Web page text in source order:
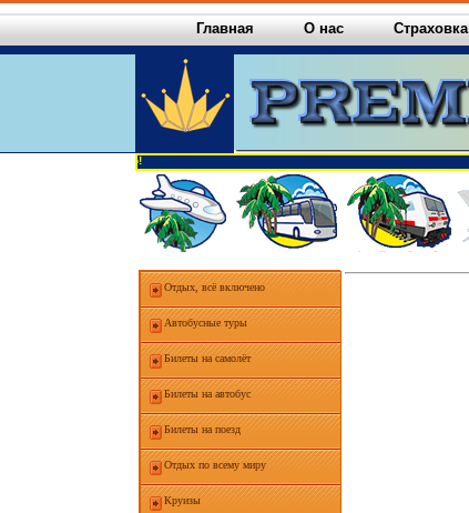
Главная О нас Страховка
Отдых, всё включено
Автобусные туры
Билеты на самолёт
Билеты на автобус
Билеты на поезд
Отдых по всему миру
Круизы